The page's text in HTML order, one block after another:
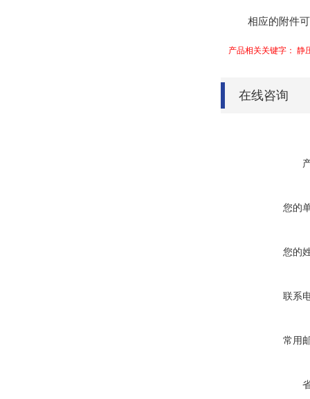
相应的附件可
产品相关关键字： 静
在线咨询
您的
您的
联系
常用